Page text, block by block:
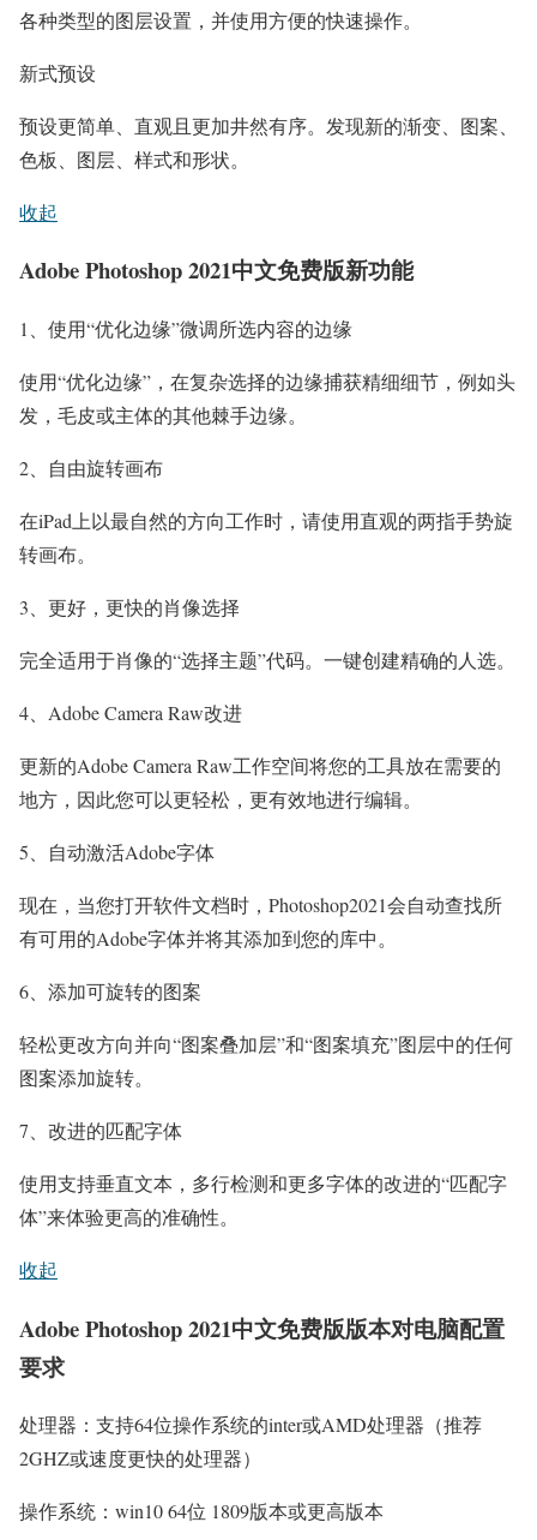
各种类型的图层设置，并使用方便的快速操作。
新式预设
预设更简单、直观且更加井然有序。发现新的渐变、图案、
色板、图层、样式和形状。
收起
Adobe Photoshop 2021中文免费版新功能
1、使用“优化边缘”微调所选内容的边缘
使用“优化边缘”，在复杂选择的边缘捕获精细细节，例如头
发，毛皮或主体的其他棘手边缘。
2、自由旋转画布
在iPad上以最自然的方向工作时，请使用直观的两指手势旋
转画布。
3、更好，更快的肖像选择
完全适用于肖像的“选择主题”代码。一键创建精确的人选。
4、Adobe Camera Raw改进
更新的Adobe Camera Raw工作空间将您的工具放在需要的
地方，因此您可以更轻松，更有效地进行编辑。
5、自动激活Adobe字体
现在，当您打开软件文档时，Photoshop2021会自动查找所
有可用的Adobe字体并将其添加到您的库中。
6、添加可旋转的图案
轻松更改方向并向“图案叠加层”和“图案填充”图层中的任何
图案添加旋转。
7、改进的匹配字体
使用支持垂直文本，多行检测和更多字体的改进的“匹配字
体”来体验更高的准确性。
收起
Adobe Photoshop 2021中文免费版版本对电脑配置
要求
处理器：支持64位操作系统的inter或AMD处理器（推荐
2GHZ或速度更快的处理器）
操作系统：win10 64位 1809版本或更高版本